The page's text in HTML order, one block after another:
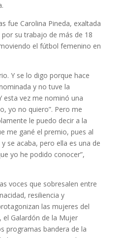
fue Carolina Pineda, exaltada
su trabajo de más de 18
el fútbol femenino en
Y se lo digo porque hace
y no tuve la
esta vez me nominó una
yo no quiero”. Pero me
le puedo decir a la
me gané el premio, pues al
se acaba, pero ella es una de
yo he podido conocer”,
voces que sobresalen entre
resiliencia y
las mujeres del
Galardón de la Mujer
programas bandera de la